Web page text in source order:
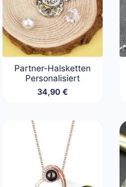
Partner-Halsketten
Personalisiert
34,90€